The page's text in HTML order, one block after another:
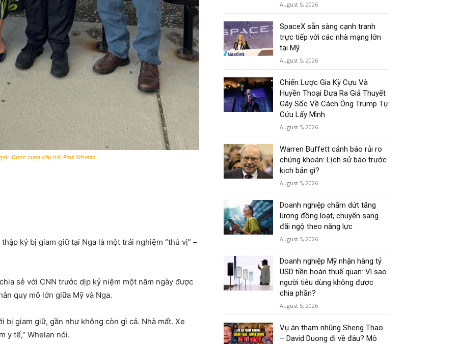
Được cung cấp bởi Paul Whelan
kỷ bị giam giữ tại Nga là một trải nghiệm “thú vị” –
sẻ với CNN trước dịp kỷ niệm một năm ngày được
quy mô lớn giữa Mỹ và Nga.
bị giam giữ, gần như không còn gì cả. Nhà mất. Xe
y tế,” Whelan nói.
August 5, 2026
SpaceX sẵn sàng cạnh tranh
trực tiếp với các nhà mạng lớn
tại Mỹ
August 5, 2026
Chiến Lược Gia Kỳ Cựu Và
Huyền Thoại Đưa Ra Giả Thuyết
Gây Sốc Về Cách Ông Trump Tự
Cứu Lấy Mình
August 5, 2026
Warren Buffett cảnh báo rủi ro
chứng khoán: Lịch sử báo trước
kịch bản gì?
August 5, 2026
Doanh nghiệp chấm dứt tăng
lương đồng loạt, chuyển sang
đãi ngộ theo năng lực
August 5, 2026
Doanh nghiệp Mỹ nhận hàng tỷ
USD tiền hoàn thuế quan: Vì sao
người tiêu dùng không được
chia phần?
August 5, 2026
Vụ án tham nhũng Sheng Thao
– David Duong đi về đâu? Mô